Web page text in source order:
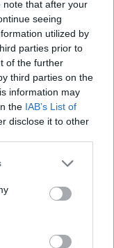
note that after your
seeing
utilized by
parties prior to
of the further
third parties on the
information may
the IAB’s List of
disclose it to other